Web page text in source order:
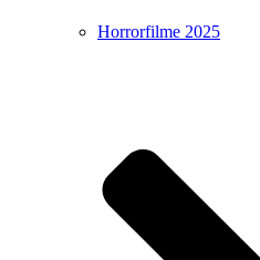
Horrorfilme 2025